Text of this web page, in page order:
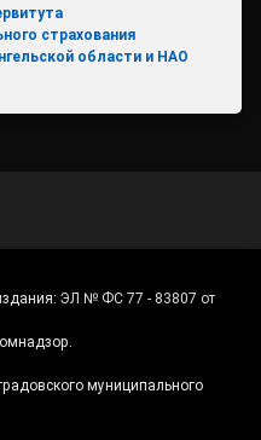
страхования
области и НАО
ЭЛ № ФС 77 - 83807 от
муниципального